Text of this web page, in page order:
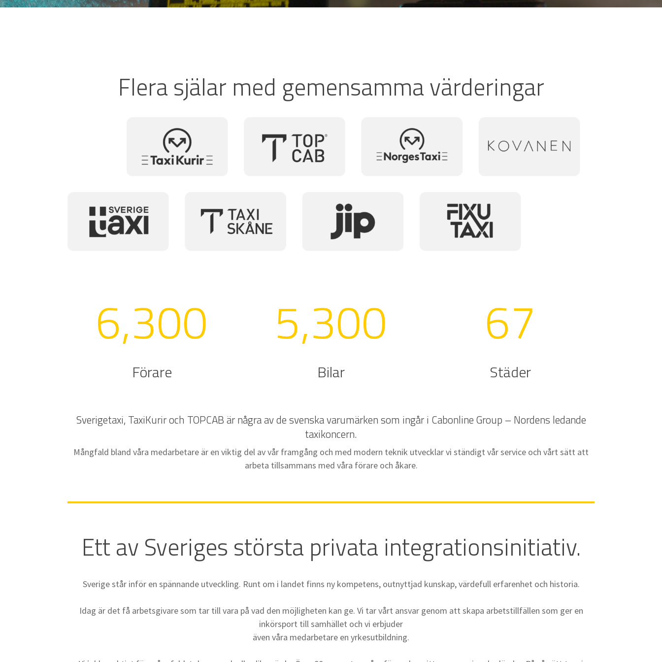
Flera själar med gemensamma värderingar
6,300
Förare
5,300
Bilar
67
Städer
Sverigetaxi, TaxiKurir och TOPCAB är några av de svenska varumärken som ingår i Cabonline Group – Nordens ledande
taxikoncern.
Mångfald bland våra medarbetare är en viktig del av vår framgång och med modern teknik utvecklar vi ständigt vår service och vårt sätt att
arbeta tillsammans med våra förare och åkare.
Ett av Sveriges största privata integrationsinitiativ.
Sverige står inför en spännande utveckling. Runt om i landet finns ny kompetens, outnyttjad kunskap, värdefull erfarenhet och historia.
Idag är det få arbetsgivare som tar till vara på vad den möjligheten kan ge. Vi tar vårt ansvar genom att skapa arbetstillfällen som ger en
inkörsport till samhället och vi erbjuder
även våra medarbetare en yrkesutbildning.